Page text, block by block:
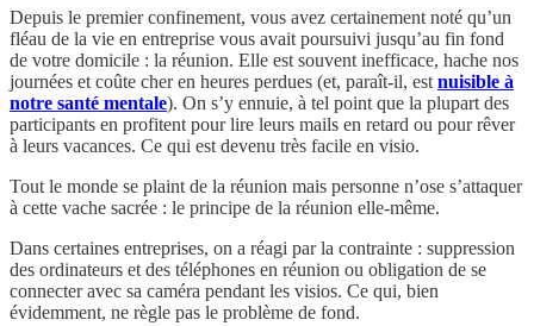
Depuis le premier confinement, vous avez certainement noté qu’un
fléau de la vie en entreprise vous avait poursuivi jusqu’au fin fond
de votre domicile : la réunion. Elle est souvent inefficace, hache nos
journées et coûte cher en heures perdues (et, paraît-il, est nuisible à
notre santé mentale). On s’y ennuie, à tel point que la plupart des
participants en profitent pour lire leurs mails en retard ou pour rêver
à leurs vacances. Ce qui est devenu très facile en visio.
Tout le monde se plaint de la réunion mais personne n’ose s’attaquer
à cette vache sacrée : le principe de la réunion elle-même.
Dans certaines entreprises, on a réagi par la contrainte : suppression
des ordinateurs et des téléphones en réunion ou obligation de se
connecter avec sa caméra pendant les visios. Ce qui, bien
évidemment, ne règle pas le problème de fond.